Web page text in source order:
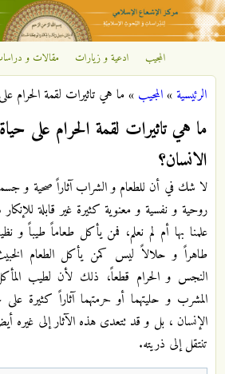
تجاوز إلى المحتوى الرئيسي
مركز
الإشعاع
الإسلامي
المجيب ادعية و زيارات مقالات و
أنت هنا
الرئيسية»المجيب »ما هي تاثيرات لقمة الحرام
ما هي تاثيرات لقمة الحرام على حياة
الانسان؟
لا شك في أن للطعام و الشراب آثاراً صحية و
روحية و نفسية و معنوية كثيرة غير قابلة للإنكار
علمنا بها أم لم نعلم، فمن يأكل طعاماً طيباً و
طاهراً و حلالاً ليس كمن يأكل الطعام
النجس و الحرام قطعاً، ذلك لأن لطيب
المشرب و حليتهما أو حرمتهما آثاراً كثيرة على
الإنسان ، بل و قد تتعدى هذه الآثار إلى غيره
تنتقل إلى ذريته.